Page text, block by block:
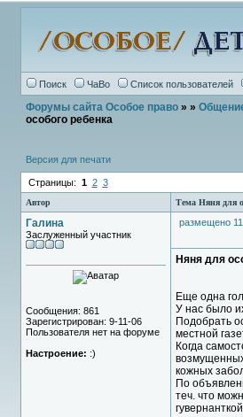
Поиск ЧаВо Список пользователей
Форумы сайта Особое право» »
особого ребенка
Версия для печати
Страницы: 1 2 3
Автор Тема Няня для
Галина
Заслуженный участник
Сообщения: 861
Зарегистрирован: 9-11-06
Пользователя нет на форуме
Настроение: :)
размещено
Няня для
Еще одна
У нас было
Подобрать
местной
Когда
кожных
По
теч. что